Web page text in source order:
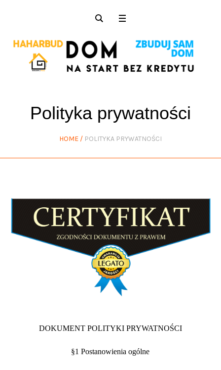
Polityka prywatności
HOME / POLITYKA PRYWATNOŚCI
DOKUMENT POLITYKI PRYWATNOŚCI
§1 Postanowienia ogólne